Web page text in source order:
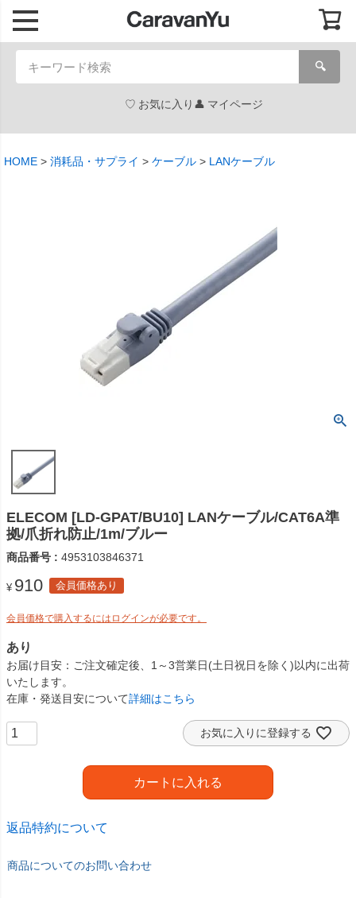
🔍
お気に入り マイページ
HOME 消耗品・サプライ ケーブル LANケーブル
ELECOM [LD-GPAT/BU10] LANケーブル/CAT6A準
拠/爪折れ防止/1m/ブルー
商品番号 4953103846371
¥ 910 会員価格あり
会員価格で購入するにはログインが必要です。
あり
お届け目安
ご注文確定後、1～3営業日(土日祝日を除く)以内に出荷
いたします。
在庫・発送目安について詳細はこちら
お気に入りに登録する
カートに入れる
返品特約について
商品についてのお問い合わせ